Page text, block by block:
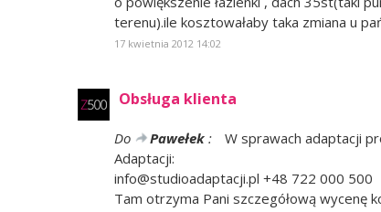
terenu).ile kosztowałaby taka zmiana u
17 kwietnia 2012 14:02
Obsługa klienta
Do Pawełek :
W sprawach adaptacji
Adaptacji:
info@studioadaptacji.pl +48 722 000 500
Tam otrzyma Pani szczegółową wycenę